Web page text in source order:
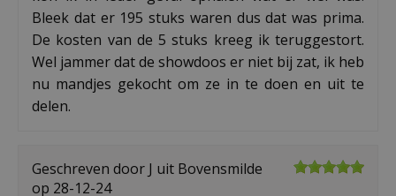
Bleek dat er 195 stuks waren dus dat was prima.
De kosten van de 5 stuks kreeg ik teruggestort.
Wel jammer dat de showdoos er niet bij zat, ik heb
nu mandjes gekocht om ze in te doen en uit te
delen.
Geschreven door J uit Bovensmilde
op 28-12-24